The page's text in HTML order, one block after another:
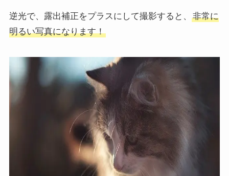
逆光で、露出補正をプラスにして撮影すると、
非常に
明るい写真になります！